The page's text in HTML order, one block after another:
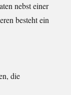
nebst einer
besteht ein
die